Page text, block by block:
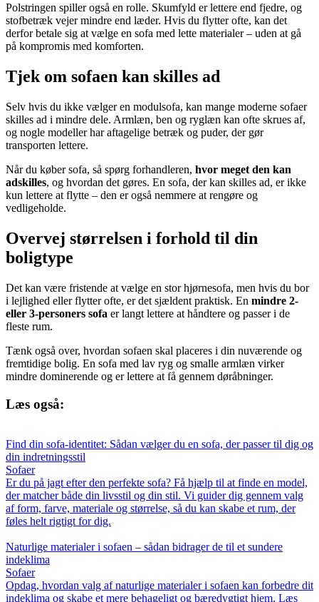
Polstringen spiller også en rolle. Skumfyld er lettere end fjedre, og
stofbetræk vejer mindre end læder. Hvis du flytter ofte, kan det
derfor betale sig at vælge en sofa med lette materialer – uden at gå
på kompromis med komforten.
Tjek om sofaen kan skilles ad
Selv hvis du ikke vælger en modulsofa, kan mange moderne sofaer
skilles ad i mindre dele. Armlæn, ben og ryglæn kan ofte skrues af,
og nogle modeller har aftagelige betræk og puder, der gør
transporten lettere.
Når du køber sofa, så spørg forhandleren, hvor meget den kan
adskilles, og hvordan det gøres. En sofa, der kan skilles ad, er ikke
kun lettere at flytte – den er også nemmere at rengøre og
vedligeholde.
Overvej størrelsen i forhold til din
boligtype
Det kan være fristende at vælge en stor hjørnesofa, men hvis du bor
i lejlighed eller flytter ofte, er det sjældent praktisk. En mindre 2-
eller 3-personers sofa er langt lettere at håndtere og passer i de
fleste rum.
Tænk også over, hvordan sofaen skal placeres i din nuværende og
fremtidige bolig. En sofa med lav ryg og smalle armlæn virker
mindre dominerende og er lettere at få gennem døråbninger.
Læs også:
Find din sofa-identitet: Sådan vælger du en sofa, der passer til dig og
din indretningsstil
Sofaer
Er du på jagt efter den perfekte sofa? Få hjælp til at finde en model,
der matcher både din livsstil og din stil. Vi guider dig gennem valg
af form, farve, materiale og størrelse, så du kan skabe et rum, der
føles helt rigtigt for dig.
Naturlige materialer i sofaen – sådan bidrager de til et sundere
indeklima
Sofaer
Opdag, hvordan valg af naturlige materialer i sofaen kan forbedre dit
indeklima og skabe et mere behageligt og bæredygtigt hjem. Læs